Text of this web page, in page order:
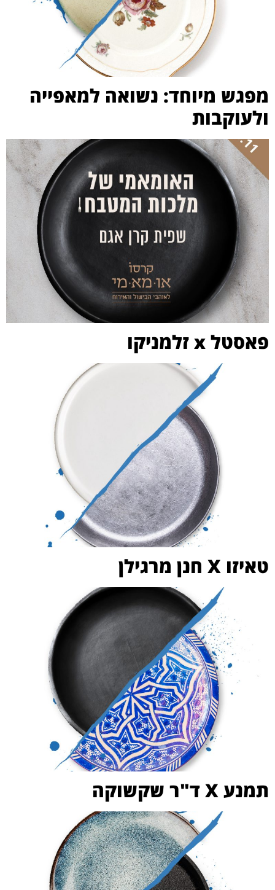
מפגש מיוחד: נשואה למאפייה
ולעוקבות
פאסטל x זלמניקו
טאיזו X חנן מרגילן
תמנע X ד"ר שקשוקה